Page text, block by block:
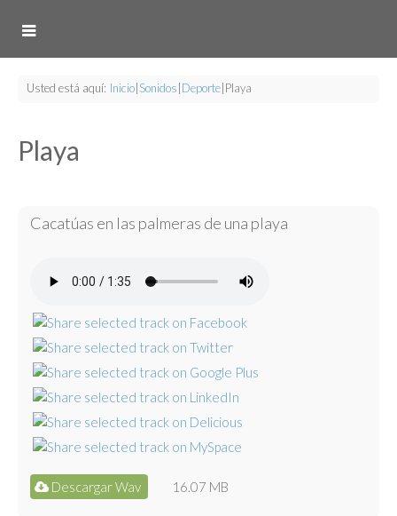
Usted está aquí: Inicio Sonidos Deporte Playa
Playa
Cacatúas en las palmeras de una playa
Descargar Wav 16.07 MB